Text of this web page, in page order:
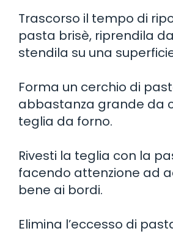
Trascorso il tempo di
pasta brisè, riprendila
stendila su una
Forma un cerchio di
abbastanza grande da
teglia da forno.
Rivesti la teglia con la
facendo attenzione ad
bene ai bordi.
Elimina l’eccesso di